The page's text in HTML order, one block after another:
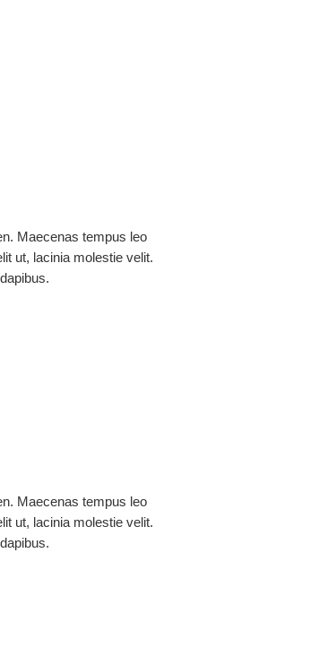
Maecenas tempus leo
ut, lacinia molestie velit.
Maecenas tempus leo
ut, lacinia molestie velit.